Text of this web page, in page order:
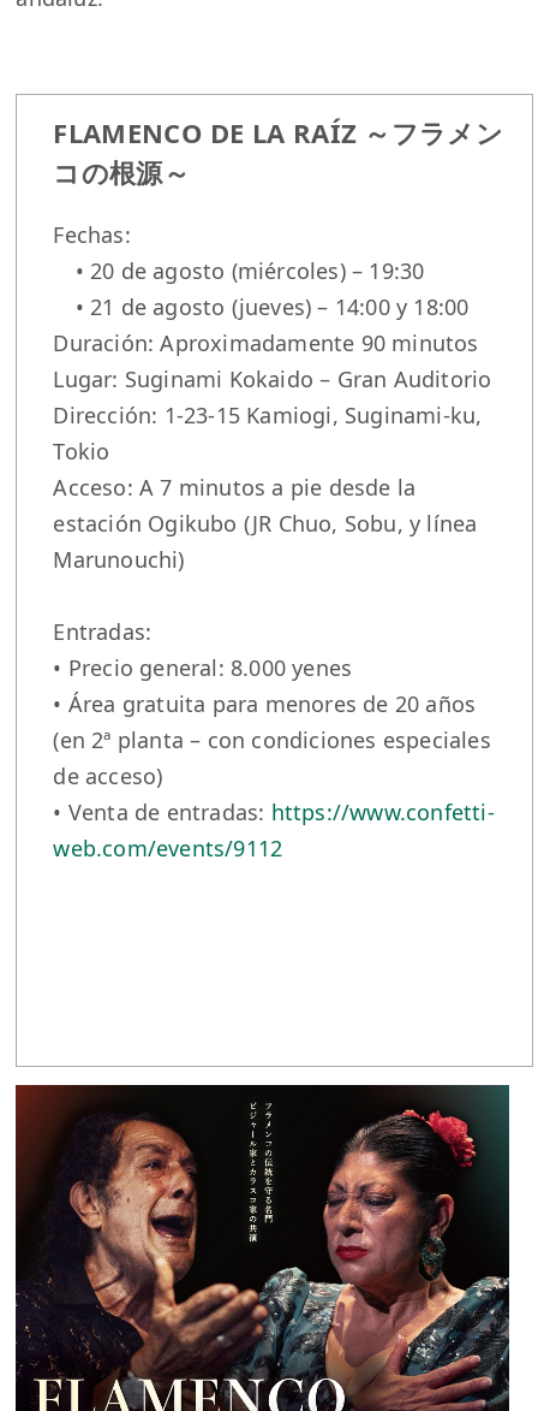
FLAMENCO DE LA RAÍZ ～フラメン
コの根源～
Fechas:
• 20 de agosto (miércoles) – 19:30
• 21 de agosto (jueves) – 14:00 y 18:00
Duración: Aproximadamente 90 minutos
Lugar: Suginami Kokaido – Gran Auditorio
Dirección: 1-23-15 Kamiogi, Suginami-ku,
Tokio
Acceso: A 7 minutos a pie desde la
estación Ogikubo (JR Chuo, Sobu, y línea
Marunouchi)
Entradas:
• Precio general: 8.000 yenes
• Área gratuita para menores de 20 años
(en 2ª planta – con condiciones especiales
de acceso)
• Venta de entradas: https://www.confetti-
web.com/events/9112